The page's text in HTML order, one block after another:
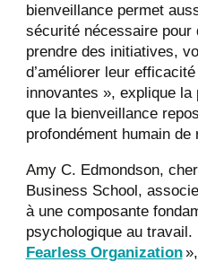
bienveillance permet
sécurité nécessaire pour
prendre des initiatives,
d’améliorer leur
innovantes », explique
que la bienveillance
profondément humain de
Amy C. Edmondson,
Business School,
à une composante
psychologique au travail.
Fearless Organization»,